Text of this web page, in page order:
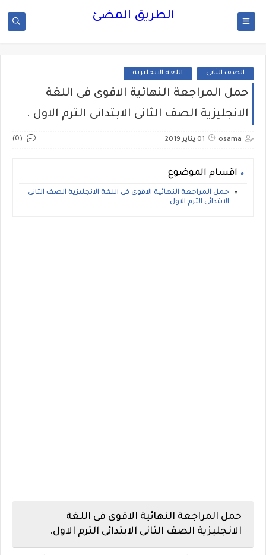
الطريق المضئ
الصف الثانى اللغة الانجليزية
حمل المراجعة النهائية الاقوى فى اللغة
الانجليزية الصف الثانى الابتدائى الترم الاول .
osama 01 يناير 2019 (0)
اقسام الموضوع
حمل المراجعة النهائية الاقوى فى اللغة الانجليزية الصف الثانى
الابتدائى الترم الاول.
حمل المراجعة النهائية الاقوى فى اللغة
الانجليزية الصف الثانى الابتدائى الترم الاول.